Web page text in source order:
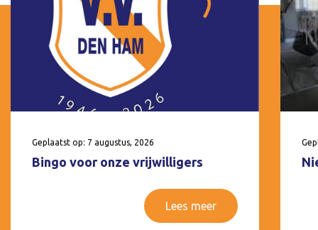
Geplaatst op: 7 augustus, 2026
Bingo voor onze vrijwilligers
Lees meer